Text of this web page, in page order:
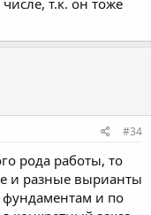
числе, т.к. он тоже
#34
рода работы, то
и разные вырианты
и по